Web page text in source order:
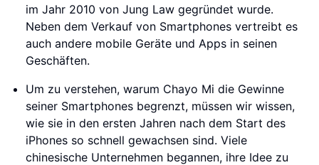
im Jahr 2010 von Jung Law gegründet wurde.
Neben dem Verkauf von Smartphones vertreibt es
auch andere mobile Geräte und Apps in seinen
Geschäften.
Um zu verstehen, warum Chayo Mi die Gewinne
seiner Smartphones begrenzt, müssen wir wissen,
wie sie in den ersten Jahren nach dem Start des
iPhones so schnell gewachsen sind. Viele
chinesische Unternehmen begannen, ihre Idee zu